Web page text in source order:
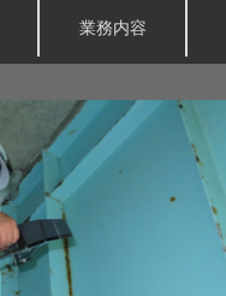
業務内容